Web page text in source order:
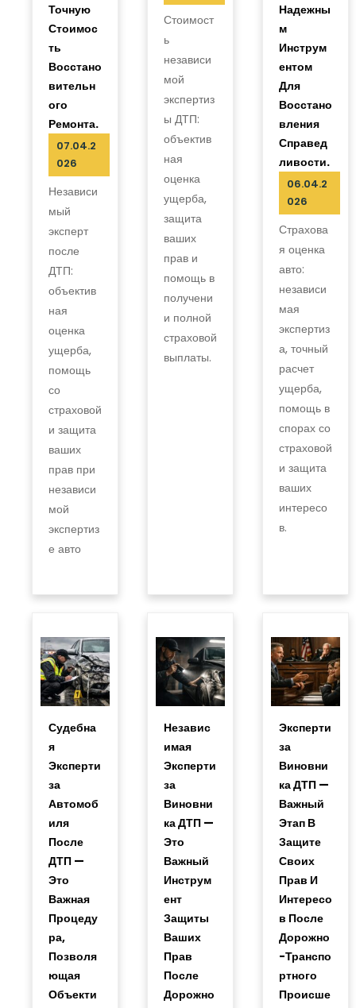
Точную
Стоимос
Ть
Восстано
Вительн
Ого
Ремонта.
07.04.2
026
Независи
мый
эксперт
после
ДТП:
объектив
ная
оценка
ущерба,
помощь
со
страховой
и защита
ваших
прав при
независи
мой
экспертиз
е авто
Стоимост
ь
независи
мой
экспертиз
ы ДТП:
объектив
ная
оценка
ущерба,
защита
ваших
прав и
помощь в
получени
и полной
страховой
выплаты.
Надежны
М
Инструм
Ентом
Для
Восстано
Вления
Справед
Ливости.
06.04.2
026
Страхова
я оценка
авто:
независи
мая
экспертиз
а, точный
расчет
ущерба,
помощь в
спорах со
страховой
и защита
ваших
интересо
в.
Судебна
Я
Эксперти
За
Автомоб
Иля
После
ДТП —
Это
Важная
Процеду
Ра,
Позволя
Ющая
Объекти
Независ
Имая
Эксперти
За
Виновни
Ка ДТП —
Это
Важный
Инструм
Ент
Защиты
Ваших
Прав
После
Дорожно
Эксперти
За
Виновни
Ка ДТП —
Важный
Этап В
Защите
Своих
Прав И
Интересо
В После
Дорожно
-транспо
Ртного
Происше